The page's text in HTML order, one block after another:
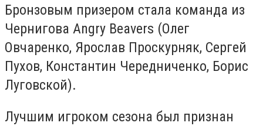
Бронзовым призером стала команда из
Чернигова Angry Beavers (Олег
Овчаренко, Ярослав Проскурняк, Сергей
Пухов, Константин Чередниченко, Борис
Луговской).
Лучшим игроком сезона был признан